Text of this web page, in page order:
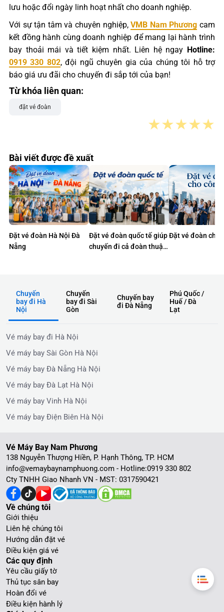
lưu hoặc đổi ngày linh hoạt nhất cho doanh nghiệp.
Với sự tận tâm và chuyên nghiệp,VMB Nam Phương cam
kết đồng hành cùng doanh nghiệp để mang lại hành trình
bay thoải mái và tiết kiệm nhất. Liên hệ ngay Hotline:
0919 330 802, đội ngũ chuyên gia của chúng tôi hỗ trợ
báo giá ưu đãi cho chuyến đi sắp tới của bạn!
Từ khóa liên quan:
đặt vé đoàn
★★★★★
Bài viết được đề xuất
Đặt vé đoàn Hà Nội Đà
Nẵng
Đặt vé đoàn quốc tế giúp
chuyến đi cả đoàn thuận
Đặt vé đoàn cho
Chuyến
bay đi Hà
Nội
Chuyến
bay đi Sài
Gòn
Chuyến bay
đi Đà Nẵng
Phú Quốc /
Huế / Đà
Lạt
Vé máy bay đi Hà Nội
Vé máy bay Sài Gòn Hà Nội
Vé máy bay Đà Nẵng Hà Nội
Vé máy bay Đà Lạt Hà Nội
Vé máy bay Vinh Hà Nội
Vé máy bay Điện Biên Hà Nội
Các quy định
Yêu cầu giấy tờ
Thủ tục sân bay
Hoàn đổi vé
Điều kiện hành lý
Về chúng tôi
Giới thiệu
Liên hệ chúng tôi
Hướng dẫn đặt vé
Điều kiện giá vé
Vé Máy Bay Nam Phương
138 Nguyễn Thượng Hiền, P. Hạnh Thông, TP. HCM
info@vemaybaynamphuong.com - Hotline:0919 330 802
Cty TNHH Giao Nhanh VN - MST: 0317590421